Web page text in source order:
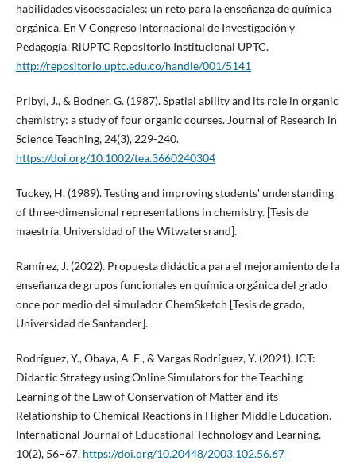
habilidades visoespaciales: un reto para la enseñanza de química
orgánica. En V Congreso Internacional de Investigación y
Pedagogía. RiUPTC Repositorio Institucional UPTC.
http://repositorio.uptc.edu.co/handle/001/5141
Pribyl, J., & Bodner, G. (1987). Spatial ability and its role in organic
chemistry: a study of four organic courses. Journal of Research in
Science Teaching, 24(3), 229-240.
https://doi.org/10.1002/tea.3660240304
Tuckey, H. (1989). Testing and improving students' understanding
of three-dimensional representations in chemistry. [Tesis de
maestría, Universidad of the Witwatersrand].
Ramírez, J. (2022). Propuesta didáctica para el mejoramiento de la
enseñanza de grupos funcionales en química orgánica del grado
once por medio del simulador ChemSketch [Tesis de grado,
Universidad de Santander].
Rodríguez, Y., Obaya, A. E., & Vargas Rodríguez, Y. (2021). ICT:
Didactic Strategy using Online Simulators for the Teaching
Learning of the Law of Conservation of Matter and its
Relationship to Chemical Reactions in Higher Middle Education.
International Journal of Educational Technology and Learning,
10(2), 56–67. https://doi.org/10.20448/2003.102.56.67